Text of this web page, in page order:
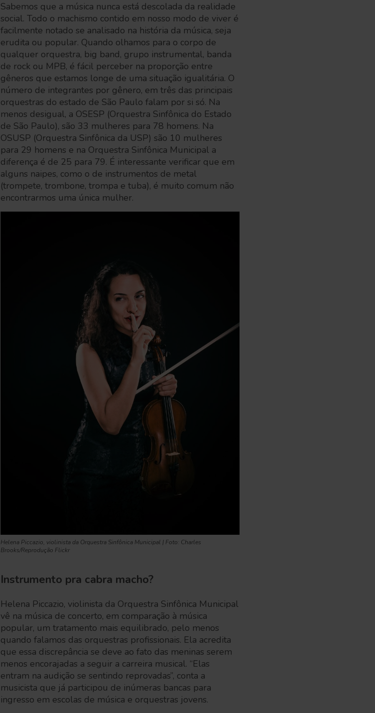
Sabemos que a música nunca está descolada da realidade
social. Todo o machismo contido em nosso modo de viver é
facilmente notado se analisado na história da música, seja
erudita ou popular. Quando olhamos para o corpo de
qualquer orquestra, big band, grupo instrumental, banda
de rock ou MPB, é fácil perceber na proporção entre
gêneros que estamos longe de uma situação igualitária. O
número de integrantes por gênero, em três das principais
orquestras do estado de São Paulo falam por si só. Na
menos desigual, a OSESP (Orquestra Sinfônica do Estado
de São Paulo), são 33 mulheres para 78 homens. Na
OSUSP (Orquestra Sinfônica da USP) são 10 mulheres
para 29 homens e na Orquestra Sinfônica Municipal a
diferença é de 25 para 79. É interessante verificar que em
alguns naipes, como o de instrumentos de metal
(trompete, trombone, trompa e tuba), é muito comum não
encontrarmos uma única mulher.
Helena Piccazio, violinista da Orquestra Sinfônica Municipal | Foto: Charles
Brooks/Reprodução Flickr
Instrumento pra cabra macho?
Helena Piccazio, violinista da Orquestra Sinfônica Municipal
vê na música de concerto, em comparação à música
popular, um tratamento mais equilibrado, pelo menos
quando falamos das orquestras profissionais. Ela acredita
que essa discrepância se deve ao fato das meninas serem
menos encorajadas a seguir a carreira musical. “Elas
entram na audição se sentindo reprovadas”, conta a
musicista que já participou de inúmeras bancas para
ingresso em escolas de música e orquestras jovens.